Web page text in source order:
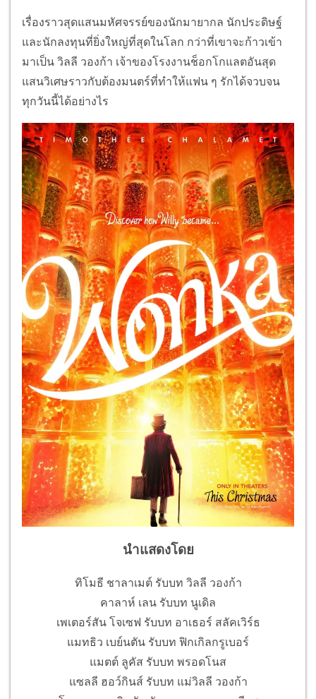
เรื่องราวสุดแสนมหัศจรรย์ของนักมายากล นักประดิษฐ์
และนักลงทุนที่ยิ่งใหญ่ที่สุดในโลก กว่าที่เขาจะก้าวเข้า
มาเป็น วิลลี วองก้า เจ้าของโรงงานช็อกโกแลตอันสุด
แสนวิเศษราวกับต้องมนตร์ที่ทำให้แฟน ๆ รักได้จวบจน
ทุกวันนี้ได้อย่างไร
นำแสดงโดย
ทิโมธี ชาลาเมต์ รับบท วิลลี วองก้า
คาลาห์ เลน รับบท นูเดิล
เพเตอร์สัน โจเซฟ รับบท อาเธอร์ สลัคเวิร์ธ
แมทธิว เบย์นตัน รับบท ฟิกเกิลกรูเบอร์
แมตต์ ลูคัส รับบท พรอดโนส
แซลลี ฮอว์กินส์ รับบท แม่วิลลี วองก้า